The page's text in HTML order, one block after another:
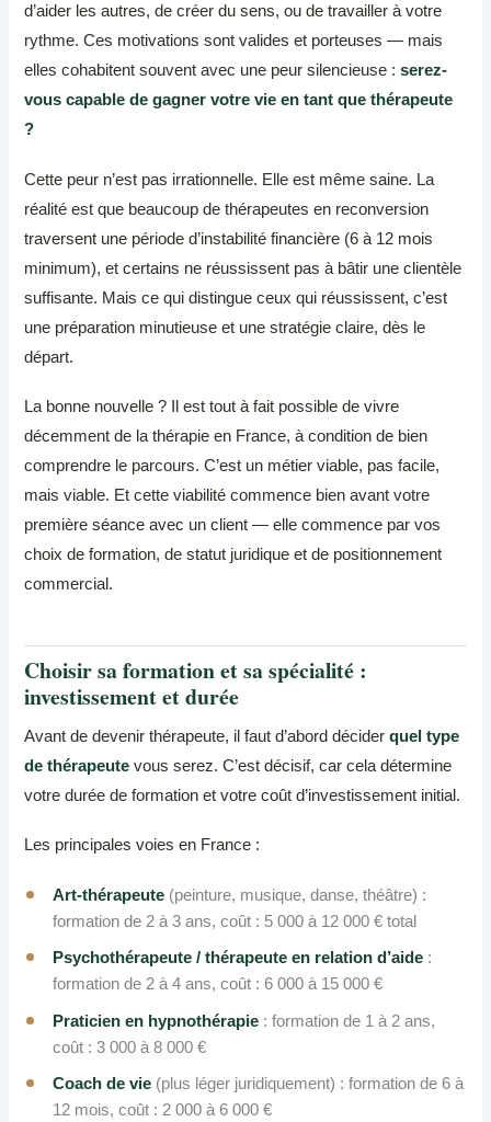
d’aider les autres, de créer du sens, ou de travailler à votre
rythme. Ces motivations sont valides et porteuses — mais
elles cohabitent souvent avec une peur silencieuse :serez-
vous capable de gagner votre vie en tant que thérapeute
?
Cette peur n’est pas irrationnelle. Elle est même saine. La
réalité est que beaucoup de thérapeutes en reconversion
traversent une période d’instabilité financière (6 à 12 mois
minimum), et certains ne réussissent pas à bâtir une clientèle
suffisante. Mais ce qui distingue ceux qui réussissent, c’est
une préparation minutieuse et une stratégie claire, dès le
départ.
La bonne nouvelle ? Il est tout à fait possible de vivre
décemment de la thérapie en France, à condition de bien
comprendre le parcours. C’est un métier viable, pas facile,
mais viable. Et cette viabilité commence bien avant votre
première séance avec un client — elle commence par vos
choix de formation, de statut juridique et de positionnement
commercial.
Choisir sa formation et sa spécialité :
investissement et durée
Avant de devenir thérapeute, il faut d’abord déciderquel type
de thérapeute vous serez. C’est décisif, car cela détermine
votre durée de formation et votre coût d’investissement initial.
Les principales voies en France :
Art-thérapeute (peinture, musique, danse, théâtre) :
formation de 2 à 3 ans, coût : 5 000 à 12 000 € total
Psychothérapeute / thérapeute en relation d’aide :
formation de 2 à 4 ans, coût : 6 000 à 15 000 €
Praticien en hypnothérapie : formation de 1 à 2 ans,
coût : 3 000 à 8 000 €
Coach de vie (plus léger juridiquement) : formation de 6 à
12 mois, coût : 2 000 à 6 000 €